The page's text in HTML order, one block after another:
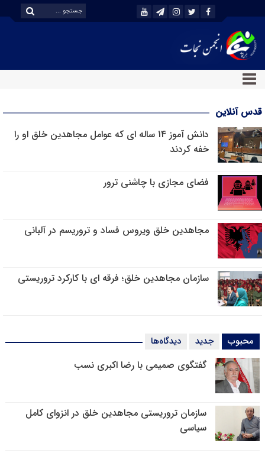
قدس آنلاین
دانش آموز 14 ساله ای که عوامل مجاهدین خلق او را
خفه کردند
فضای مجازی با چاشنی ترور
مجاهدین خلق ویروس فساد و تروریسم در آلبانی
سازمان مجاهدین خلق؛ فرقه ای با کارکرد تروریستی
محبوب جدید دیدگاه‌ها
گفتگوی صمیمی با رضا اکبری نسب
سازمان تروریستی مجاهدین خلق در انزوای کامل
سیاسی